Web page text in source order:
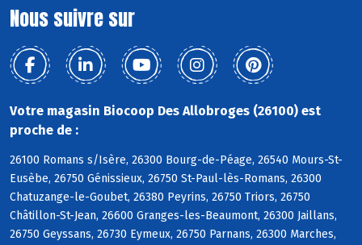
Nous suivre sur
Votre magasin Biocoop Des Allobroges (26100) est
proche de :
26100 Romans s/Isère, 26300 Bourg-de-Péage, 26540 Mours-St-
Eusèbe, 26750 Génissieux, 26750 St-Paul-lès-Romans, 26300
Chatuzange-le-Goubet, 26380 Peyrins, 26750 Triors, 26750
Châtillon-St-Jean, 26600 Granges-les-Beaumont, 26300 Jaillans,
26750 Geyssans, 26730 Eymeux, 26750 Parnans, 26300 Marches,